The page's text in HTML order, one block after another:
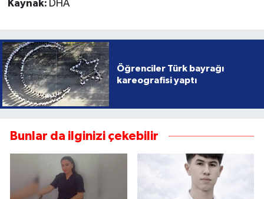
Kaynak: DHA
Öğrenciler Türk bayrağı
kareografisi yaptı
Bunlar da ilginizi çekebilir